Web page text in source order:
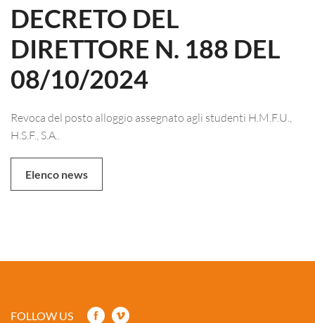
DECRETO DEL
DIRETTORE N. 188 DEL
08/10/2024
Revoca del posto alloggio assegnato agli studenti H.M.F.U.,
H.S.F., S.A..
Elenco news
FOLLOW US